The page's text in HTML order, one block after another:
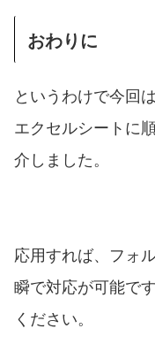
おわりに
というわけで今回
エクセルシートに
介しました。
応用すれば、フォ
瞬で対応が可能で
ください。